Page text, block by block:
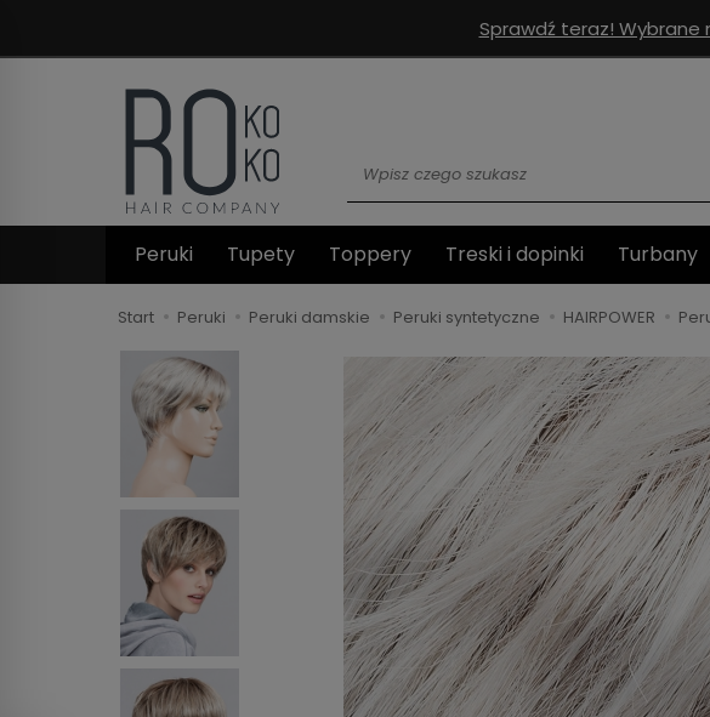
Sprawdź teraz!
Peruki Tupety Toppery Treski i dopinki Turbany
Start Peruki Peruki damskie Peruki syntetyczne HAIRPOWER